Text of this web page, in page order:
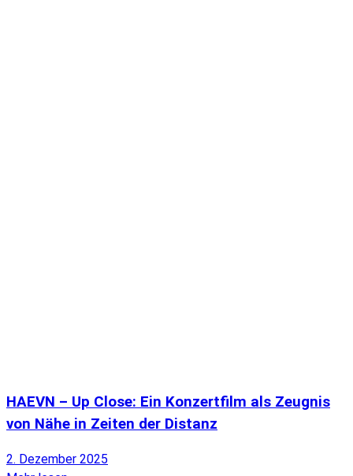
HAEVN – Up Close: Ein Konzertfilm als Zeugnis
von Nähe in Zeiten der Distanz
2. Dezember 2025